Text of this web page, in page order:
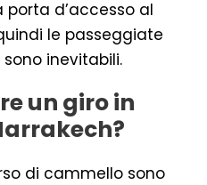
d’accesso al
le passeggiate
inevitabili.
un giro in
di cammello sono